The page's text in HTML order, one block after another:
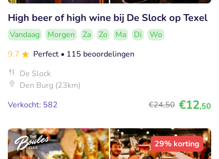
High beer of high wine bij De Slock op Texel
Vandaag Morgen Za Zo Ma Di
Wo
9.7
Perfect • 115 beoordelingen
De Slock
Den Burg (23km)
Verkocht: 582
€24,50 €12,50
29% korting